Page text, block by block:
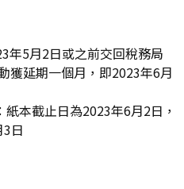
年5月2日或之前交回稅務局
獲延期一個月，即2023年6月
本截止日為2023年6月2日，
日